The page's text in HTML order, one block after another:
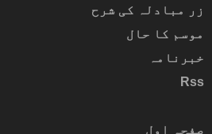
زر مبادلہ کی شرح
موسم کا حال
خبرنامہ
Rss
صفحہ اول